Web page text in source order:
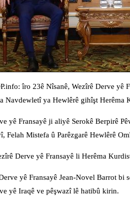
îro 23ê Nîsanê, Wezîrê Derve yê
Navdewletî ya Hewlêrê gihîşt Herêma
yê Fransayê ji aliyê Serokê Berpirê
Felah Mistefa û Parêzgarê Hewlêrê
Derve yê Fransayê li Herêma
yê Fransayê Jean-Novel Barrot
yê Iraqê ve pêşwazî lê hatibû kirin.